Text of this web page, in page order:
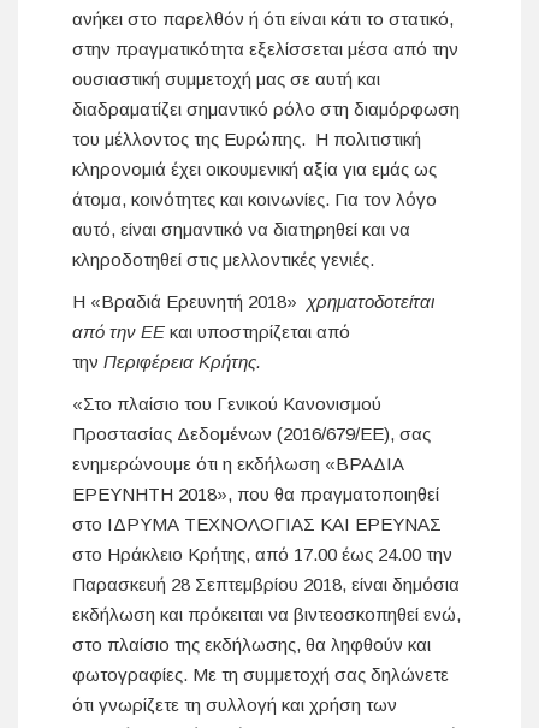
ανήκει στο παρελθόν ή ότι είναι κάτι το στατικό,
στην πραγματικότητα εξελίσσεται μέσα από την
ουσιαστική συμμετοχή μας σε αυτή και
διαδραματίζει σημαντικό ρόλο στη διαμόρφωση
του μέλλοντος της Ευρώπης. Η πολιτιστική
κληρονομιά έχει οικουμενική αξία για εμάς ως
άτομα, κοινότητες και κοινωνίες. Για τον λόγο
αυτό, είναι σημαντικό να διατηρηθεί και να
κληροδοτηθεί στις μελλοντικές γενιές.
Η «Βραδιά Ερευνητή 2018» χρηματοδοτείται
από την ΕΕ και υποστηρίζεται από
την Περιφέρεια Κρήτης.
«Στο πλαίσιο του Γενικού Κανονισμού
Προστασίας Δεδομένων (2016/679/ΕΕ), σας
ενημερώνουμε ότι η εκδήλωση «ΒΡΑΔΙΑ
ΕΡΕΥΝΗΤΗ 2018», που θα πραγματοποιηθεί
στο ΙΔΡΥΜΑ ΤΕΧΝΟΛΟΓΙΑΣ ΚΑΙ ΕΡΕΥΝΑΣ
στο Ηράκλειο Κρήτης, από 17.00 έως 24.00 την
Παρασκευή 28 Σεπτεμβρίου 2018, είναι δημόσια
εκδήλωση και πρόκειται να βιντεοσκοπηθεί ενώ,
στο πλαίσιο της εκδήλωσης, θα ληφθούν και
φωτογραφίες. Με τη συμμετοχή σας δηλώνετε
ότι γνωρίζετε τη συλλογή και χρήση των